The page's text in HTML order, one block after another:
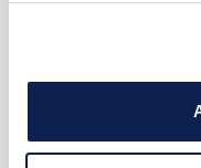
cm, de dikte van